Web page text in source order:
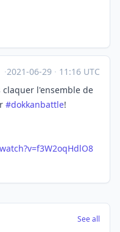
·2021-06-29 · 11:16 UTC
claquer l'ensemble de
#dokkanbattle!
See all